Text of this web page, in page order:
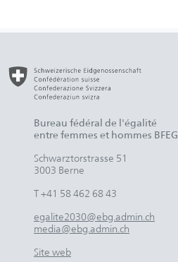
Bureau fédéral de l'égalité
entre femmes et hommes BFEG
Schwarztorstrasse 51
3003 Berne
T +41 58 462 68 43
egalite2030@ebg.admin.ch
media@ebg.admin.ch
Site web